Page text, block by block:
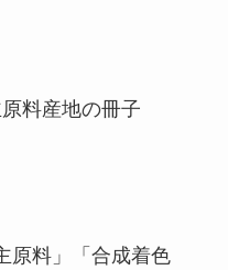
料産地の冊子
原料」「合成着色